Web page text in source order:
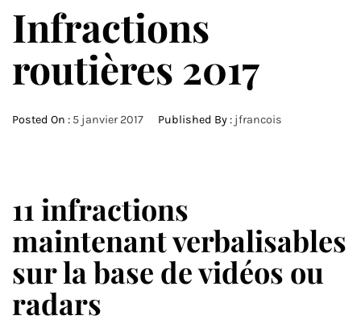
Infractions
routières 2017
Posted On : 5 janvier 2017 Published By : jfrancois
11 infractions
maintenant verbalisables
sur la base de vidéos ou
radars